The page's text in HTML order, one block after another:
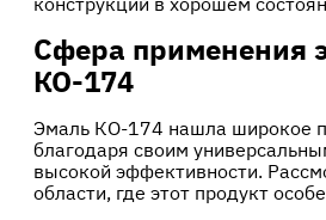
Сфера применения
КО-174
Эмаль КО-174 нашла широкое
благодаря своим
высокой эффективности.
области, где этот продукт